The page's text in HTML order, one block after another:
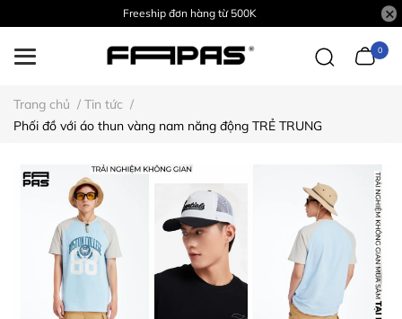
Freeship đơn hàng từ 500K
0
Trang chủ / Tin tức /
Phối đồ với áo thun vàng nam năng động TRẺ TRUNG